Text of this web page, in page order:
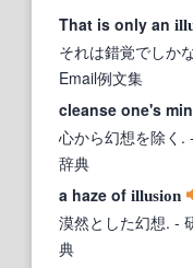
That is only an
それは錯覚でしかな
Email例文集
cleanse one's
心から幻想を除く.
辞典
a haze of illusion
漠然とした幻想. -
典